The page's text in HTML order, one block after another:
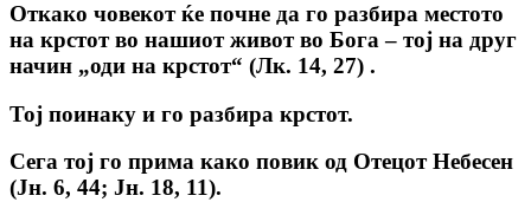
Откако човекот ќе почне да го разбира местото
на крстот во нашиот живот во Бога – тој на друг
начин „оди на крстот“ (Лк. 14, 27) .
Тој поинаку и го разбира крстот.
Сега тој го прима како повик од Отецот Небесен
(Јн. 6, 44; Јн. 18, 11).